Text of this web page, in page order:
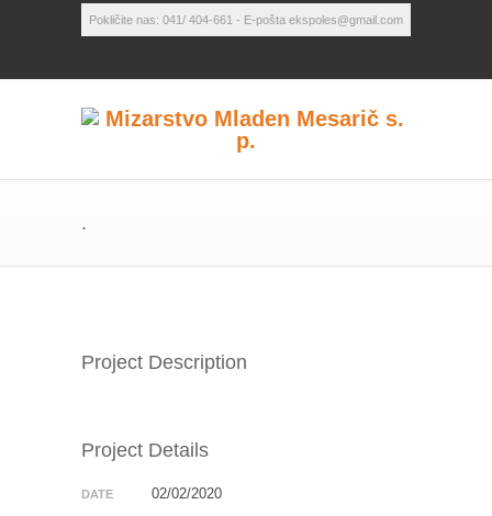
Pokličite nas: 041/ 404-661 - E-pošta ekspoles@gmail.com
.
Project Description
Project Details
DATE 02/02/2020